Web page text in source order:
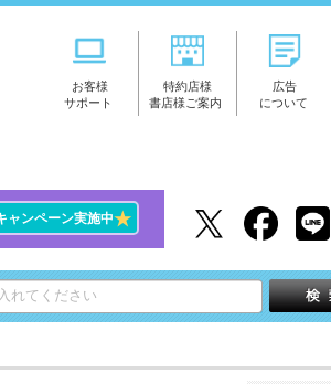
お客様
サポート
特約店様
書店様ご案内
広告
について
ャンペーン実施中★